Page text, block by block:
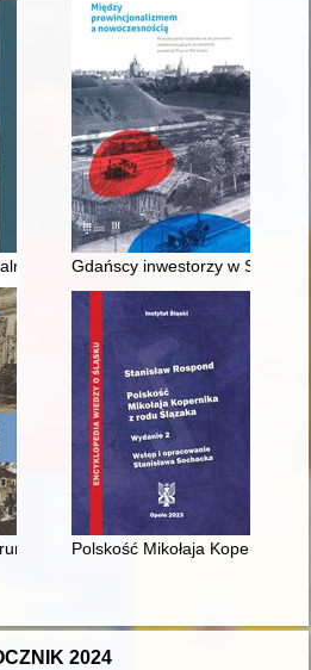
synów szlacheckich w XVI-
Gdańscy inwestorzy w
poligonu drawskiego od
Polskość Mikołaja Kopernika z
2024